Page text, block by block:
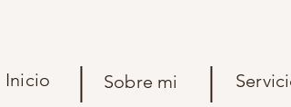
Inicio | Sobre mi |